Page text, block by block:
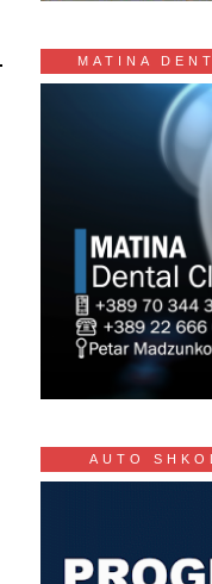
MATINA
AUTO